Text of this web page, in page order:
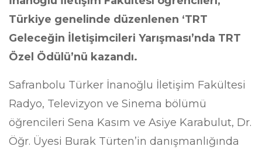
Türkiye genelinde düzenlenen ‘TRT
Geleceğin İletişimcileri Yarışması’nda TRT
Özel Ödülü’nü kazandı.
Safranbolu Türker İnanoğlu İletişim Fakültesi
Radyo, Televizyon ve Sinema bölümü
öğrencileri Sena Kasım ve Asiye Karabulut, Dr.
Öğr. Üyesi Burak Türten’in danışmanlığında